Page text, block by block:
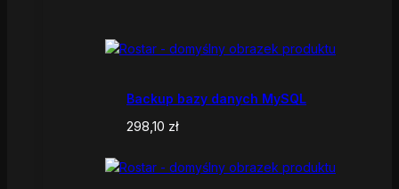
Backup bazy danych MySQL
298,10 zł